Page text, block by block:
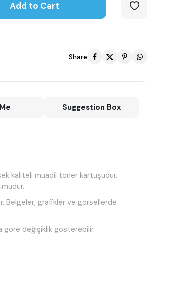
Add to Cart
Share
Suggestion Box
kaliteli muadil toner kartuşudur.
Belgeler, grafikler ve görsellerde
göre değişiklik gösterebilir.